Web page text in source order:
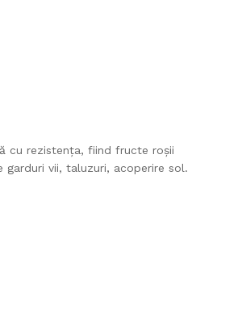
cu rezistența, fiind fructe roșii
vii, taluzuri, acoperire sol.